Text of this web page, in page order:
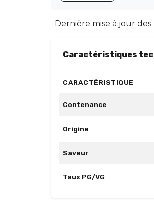
Dernière mise à jour des
Caractéristiques
CARACTÉRISTIQUE
Contenance
Origine
Saveur
Taux PG/VG